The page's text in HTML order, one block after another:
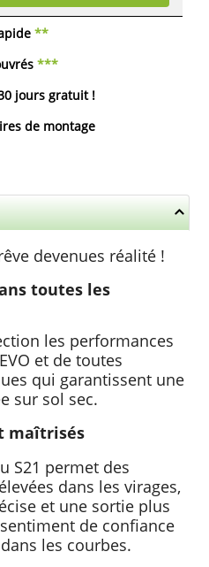
**
***
jours gratuit!
de montage
devenues réalité !
toutes les
les performances
et de toutes
qui garantissent une
sur sol sec.
maîtrisés
S21 permet des
dans les virages,
et une sortie plus
de confiance
les courbes.